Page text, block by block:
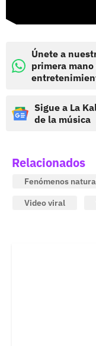
Únete a
primera
Sigue a La
de la música
Relacionados
Fenómenos
Video viral